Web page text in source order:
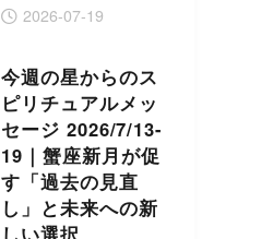
2026-07-19
今週の星からのス
ピリチュアルメッ
セージ 2026/7/13-
19｜蟹座新月が促
す「過去の見直
し」と未来への新
しい選択